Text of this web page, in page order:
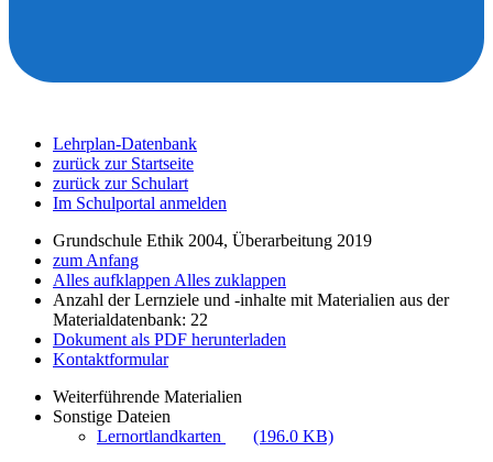
Lehrplan-Datenbank
zurück zur Startseite
zurück zur Schulart
Im Schulportal anmelden
Grundschule Ethik 2004, Überarbeitung 2019
zum Anfang
Alles aufklappen Alles zuklappen
Anzahl der Lernziele und -inhalte mit Materialien aus der
Materialdatenbank: 22
Dokument als PDF herunterladen
Kontaktformular
Weiterführende Materialien
Sonstige Dateien
Lernortlandkarten
(196.0 KB)